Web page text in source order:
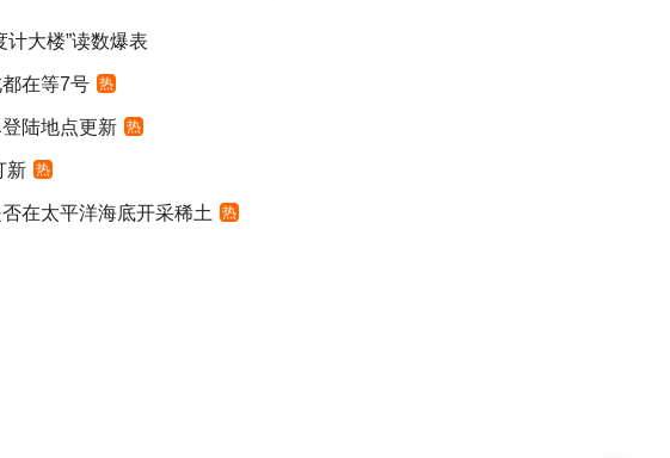
计大楼”读数爆表
在等7号 热
陆地点更新 热
新 热
在太平洋海底开采稀土 热